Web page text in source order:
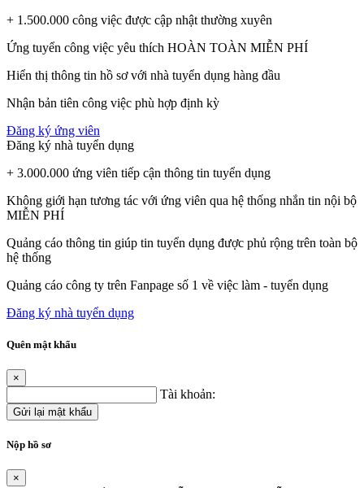
+ 1.500.000 công việc được cập nhật thường xuyên
Ứng tuyển công việc yêu thích HOÀN TOÀN MIỄN PHÍ
Hiển thị thông tin hồ sơ với nhà tuyển dụng hàng đầu
Nhận bản tiên công việc phù hợp định kỳ
Đăng ký ứng viên
Đăng ký nhà tuyển dụng
+ 3.000.000 ứng viên tiếp cận thông tin tuyển dụng
Không giới hạn tương tác với ứng viên qua hệ thống nhắn tin nội bộ
MIỄN PHÍ
Quảng cáo thông tin giúp tin tuyển dụng được phủ rộng trên toàn bộ
hệ thống
Quảng cáo công ty trên Fanpage số 1 về việc làm - tuyển dụng
Đăng ký nhà tuyển dụng
Quên mật khẩu
×
Tài khoản:
Gửi lại mật khẩu
Nộp hồ sơ
×